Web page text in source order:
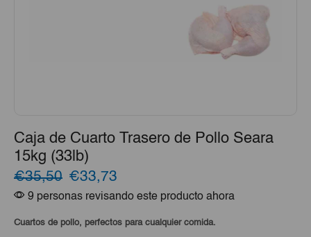
Caja de Cuarto Trasero de Pollo Seara
15kg (33lb)
€35,50 El
precio
original
€33,73
precio
actual
9 personas revisando este producto ahora
Cuartos de pollo, perfectos para cualquier comida.